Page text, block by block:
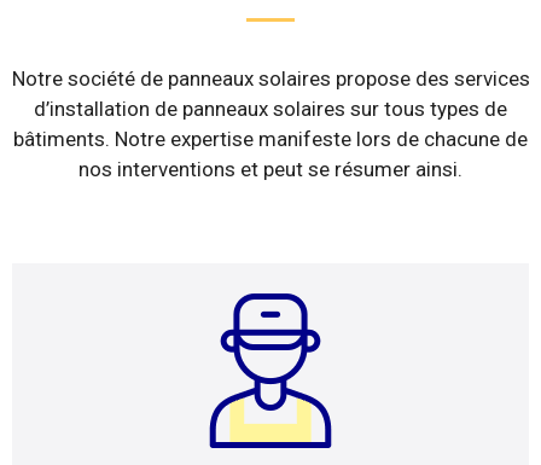
Notre société de panneaux solaires propose des services
d’installation de panneaux solaires sur tous types de
bâtiments. Notre expertise manifeste lors de chacune de
nos interventions et peut se résumer ainsi.